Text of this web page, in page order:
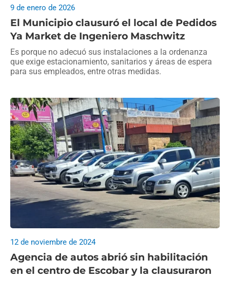
El Municipio clausuró el local de Pedidos
Ya Market de Ingeniero Maschwitz
9 de enero de 2026
Es porque no adecuó sus instalaciones a la ordenanza
que exige estacionamiento, sanitarios y áreas de espera
para sus empleados, entre otras medidas.
Agencia de autos abrió sin habilitación
en el centro de Escobar y la clausuraron
12 de noviembre de 2024